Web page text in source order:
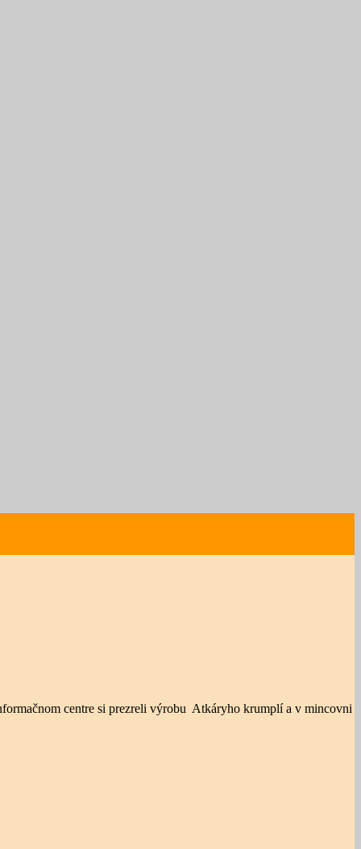
centre si prezreli výrobu Atkáryho krumplí a v mincovni